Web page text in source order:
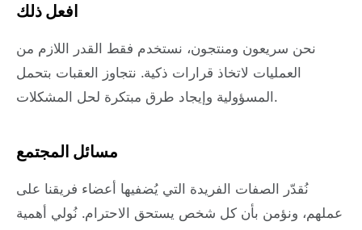
افعل ذلك
نحن سريعون ومنتجون، نستخدم فقط القدر اللازم من
العمليات لاتخاذ قرارات ذكية. نتجاوز العقبات بتحمل
المسؤولية وإيجاد طرق مبتكرة لحل المشكلات.
مسائل المجتمع
نُقدّر الصفات الفريدة التي يُضفيها أعضاء فريقنا على
عملهم، ونؤمن بأن كل شخص يستحق الاحترام. نُولي أهمية